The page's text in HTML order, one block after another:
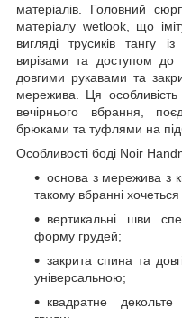
матеріалів. Головний
матеріалу wetlook, що
вигляді трусиків тангу
вирізами та доступом
довгими рукавами та
мережива. Ця
вечірнього вбрання,
брюками та туфлями на
Особливості боді Noir
основа з мережива з
такому вбранні
вертикальні шви
форму грудей;
закрита спина та
універсальною;
квадратне